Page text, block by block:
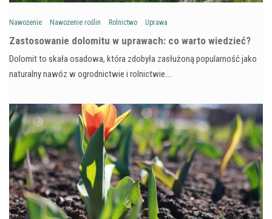
Nawożenie Nawożenie roślin Rolnictwo Uprawa
Zastosowanie dolomitu w uprawach: co warto wiedzieć?
Dolomit to skała osadowa, która zdobyła zasłużoną popularność jako
naturalny nawóz w ogrodnictwie i rolnictwie.…